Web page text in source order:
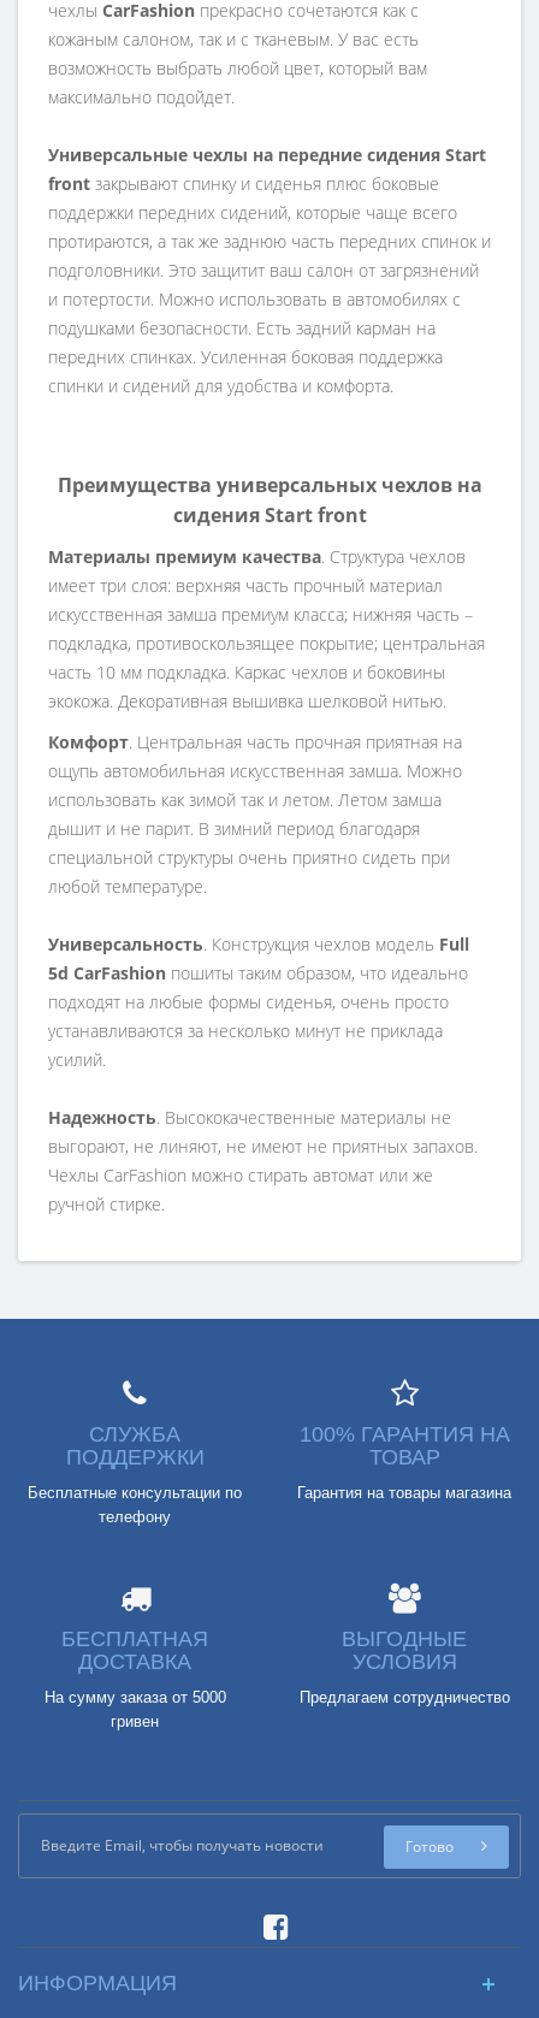
чехлы CarFashion прекрасно сочетаются как с
кожаным салоном, так и с тканевым. У вас есть
возможность выбрать любой цвет, который вам
максимально подойдет.
Универсальные чехлы на передние сидения Start
front закрывают спинку и сиденья плюс боковые
поддержки передних сидений, которые чаще всего
протираются, а так же заднюю часть передних спинок и
подголовники. Это защитит ваш салон от загрязнений
и потертости. Можно использовать в автомобилях с
подушками безопасности. Есть задний карман на
передних спинках. Усиленная боковая поддержка
спинки и сидений для удобства и комфорта.
Преимущества универсальных чехлов на
сидения Start front
Материалы премиум качества. Структура чехлов
имеет три слоя: верхняя часть прочный материал
искусственная замша премиум класса; нижняя часть –
подкладка, противоскользящее покрытие; центральная
часть 10 мм подкладка. Каркас чехлов и боковины
экокожа. Декоративная вышивка шелковой нитью.
Комфорт. Центральная часть прочная приятная на
ощупь автомобильная искусственная замша. Можно
использовать как зимой так и летом. Летом замша
дышит и не парит. В зимний период благодаря
специальной структуры очень приятно сидеть при
любой температуре.
Универсальность. Конструкция чехлов модель Full
5d CarFashion пошиты таким образом, что идеально
подходят на любые формы сиденья, очень просто
устанавливаются за несколько минут не приклада
усилий.
Надежность. Высококачественные материалы не
выгорают, не линяют, не имеют не приятных запахов.
Чехлы CarFashion можно стирать автомат или же
ручной стирке.
СЛУЖБА
ПОДДЕРЖКИ
Бесплатные консультации по
телефону
100% ГАРАНТИЯ НА
ТОВАР
Гарантия на товары магазина
БЕСПЛАТНАЯ
ДОСТАВКА
На сумму заказа от 5000
гривен
ВЫГОДНЫЕ
УСЛОВИЯ
Предлагаем сотрудничество
Готово
ИНФОРМАЦИЯ